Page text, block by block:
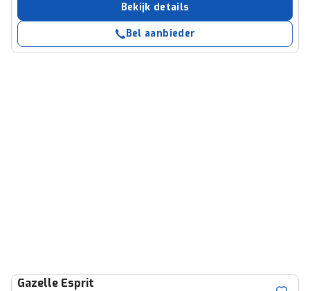
Bekijk details
Bel aanbieder
Gazelle Esprit